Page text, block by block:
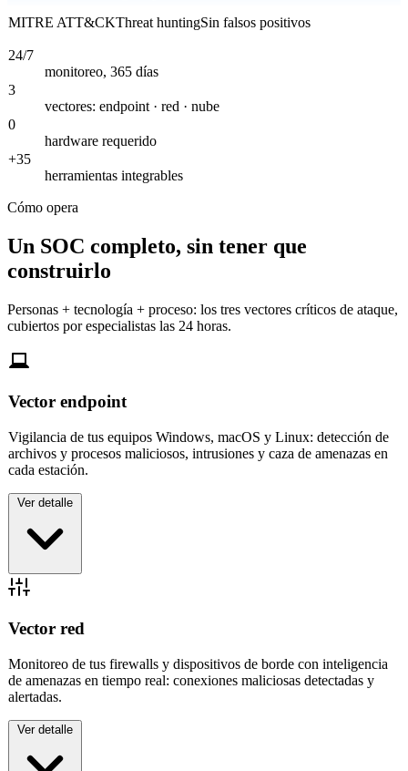
MITRE ATT&CKThreat huntingSin falsos positivos
24/7
monitoreo, 365 días
3
vectores: endpoint · red · nube
0
hardware requerido
+35
herramientas integrables
Cómo opera
Un SOC completo, sin tener que
construirlo
Personas + tecnología + proceso: los tres vectores críticos de ataque,
cubiertos por especialistas las 24 horas.
Vector endpoint
Vigilancia de tus equipos Windows, macOS y Linux: detección de
archivos y procesos maliciosos, intrusiones y caza de amenazas en
cada estación.
Vector red
Monitoreo de tus firewalls y dispositivos de borde con inteligencia
de amenazas en tiempo real: conexiones maliciosas detectadas y
alertadas.